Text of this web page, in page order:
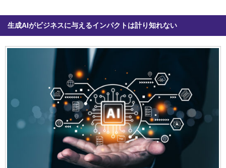
生成AIがビジネスに与えるインパクトは計り知れない